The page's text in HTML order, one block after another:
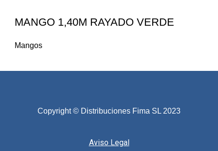
MANGO 1,40M RAYADO VERDE
Mangos
Copyright © Distribuciones Fima SL 2023
Aviso Legal